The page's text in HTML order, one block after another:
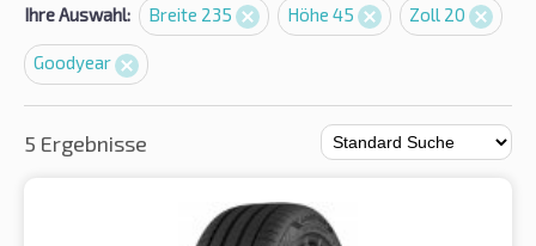
Ihre Auswahl: Breite 235 Höhe 45 Zoll 20
Goodyear
5 Ergebnisse